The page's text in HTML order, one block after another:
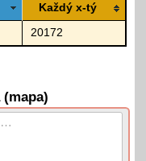
Každý x-tý
20172